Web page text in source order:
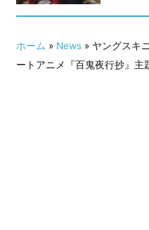
ホーム » News» ヤングスキ
ートアニメ『百鬼夜行抄』主